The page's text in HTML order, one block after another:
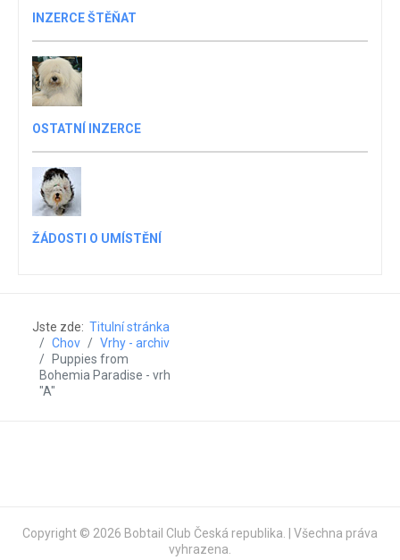
INZERCE ŠTĚŇAT
OSTATNÍ INZERCE
ŽÁDOSTI O UMÍSTĚNÍ
Jste zde: Titulní stránka
Chov
Vrhy - archiv
Puppies from
Bohemia Paradise - vrh
"A"
Copyright © 2026 Bobtail Club Česká republika. | Všechna práva
vyhrazena.